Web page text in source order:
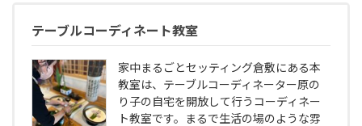
テーブルコーディネート教室
家中まるごとセッティング倉敷にある本
教室は、テーブルコーディネーター原の
り子の自宅を開放して行うコーディネー
ト教室です。まるで生活の場のような雰